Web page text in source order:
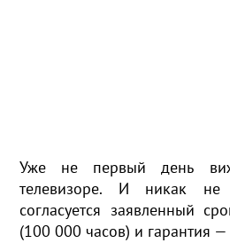
Уже не первый день
телевизоре. И никак
согласуется заявленный
(100 000 часов) и гарантия —